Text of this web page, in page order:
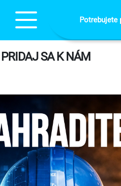
Potrebujete
PRIDAJ SA K NÁM